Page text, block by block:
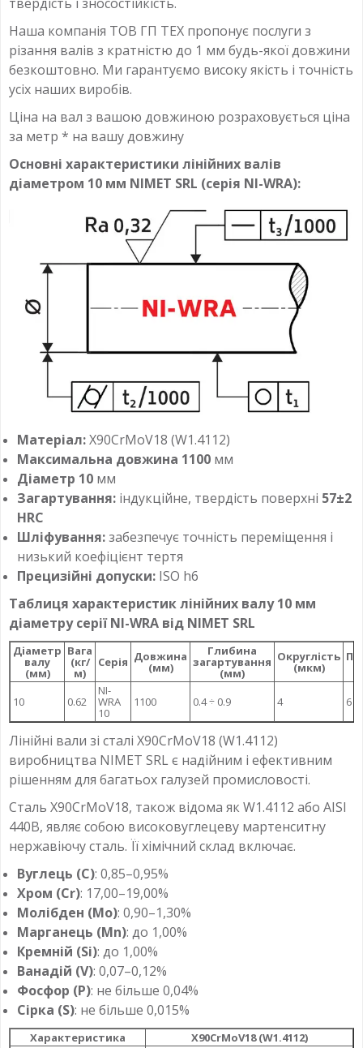
Наша компанія ТОВ ГП ТЕХ пропонує послуги з
різання валів з кратністю до 1 мм будь-якої довжини
безкоштовно. Ми гарантуємо високу якість і точність
усіх наших виробів.
Ціна на вал з вашою довжиною розраховується ціна
за метр * на вашу довжину
Основні характеристики лінійних валів
діаметром 10 мм NIMET SRL (серія NI-WRA):
Матеріал:X90CrMoV18 (W1.4112)
Максимальна довжина 1100 мм
Діаметр 10 мм
Загартування: індукційне, твердість поверхні 57±2
HRC
Шліфування:забезпечує точність переміщення і
низький коефіцієнт тертя
Прецизійні допуски: ISO h6
Таблиця характеристик лінійних валу 10 мм
діаметру серії NI-WRA від NIMET SRL
Діаметр
валу
(мм)
Вага
(кг/
м)
Серія Довжина
(мм)
Глибина
загартування
(мм)
Округлість
(мкм)
10 0.62
NI-
WRA
10
1100 0.4 ÷ 0.9 4 6
Лінійні вали зі сталі X90CrMoV18 (W1.4112)
виробництва NIMET SRL є надійним і ефективним
рішенням для багатьох галузей промисловості.
Сталь X90CrMoV18, також відома як W1.4112 або AISI
440B, являє собою високовуглецеву мартенситну
нержавіючу сталь. Її хімічний склад включає.
Вуглець (C): 0,85–0,95%
Хром (Cr): 17,00–19,00%
Молібден (Mo): 0,90–1,30%
Марганець (Mn): до 1,00%
Кремній (Si): до 1,00%
Ванадій (V): 0,07–0,12%
Фосфор (P): не більше 0,04%
Сірка (S): не більше 0,015%
Характеристика X90CrMoV18 (W1.4112)